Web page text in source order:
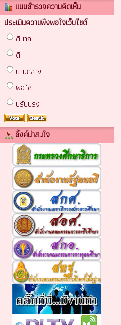
แบบสำรวจความคิดเห็น
ประเมินความพึงพอใจเว็บไซต์
ดีมาก
ดี
ปานกลาง
พอใช้
ปรับปรง
ลิ้งค์น่าสนใจ